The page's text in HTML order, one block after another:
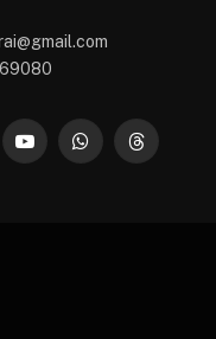
YouTubeWhatsAppThreads